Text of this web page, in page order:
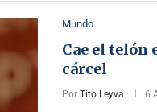
Mundo
Cae el telón
cárcel
Por Tito Leyva 6